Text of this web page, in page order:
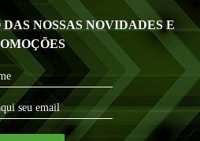
NOSSAS NOVIDADES E